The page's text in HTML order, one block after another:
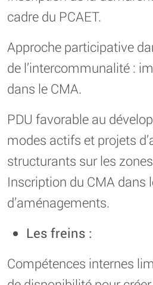
cadre du PCAET.
Approche participative
de l’intercommunalité :
dans le CMA.
PDU favorable au
modes actifs et projets
structurants sur les
Inscription du CMA dans
d’aménagements.
Les freins :
Compétences internes